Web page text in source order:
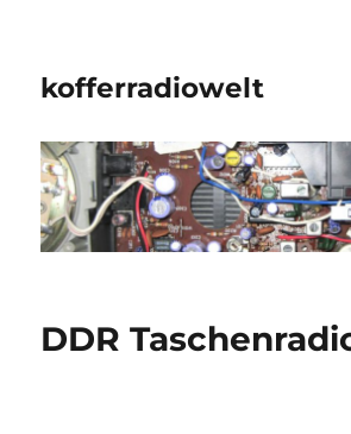
kofferradiowelt
DDR